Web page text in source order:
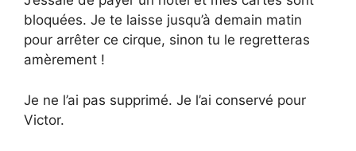
bloquées. Je te laisse jusqu’à demain matin
pour arrêter ce cirque, sinon tu le regretteras
amèrement !
Je ne l’ai pas supprimé. Je l’ai conservé pour
Victor.